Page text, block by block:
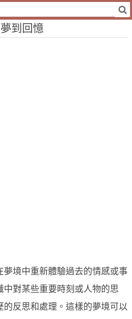
夢到回憶
夢境中重新體驗過去的情感或事
中對某些重要時刻或人物的思
的反思和處理。這樣的夢境可以